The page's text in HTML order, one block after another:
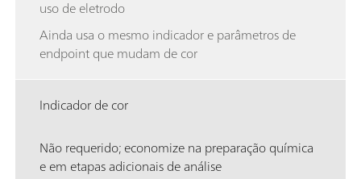
uso de eletrodo
Ainda usa o mesmo indicador e parâmetros de
endpoint que mudam de cor
Indicador de cor
Não requerido; economize na preparação química
e em etapas adicionais de análise